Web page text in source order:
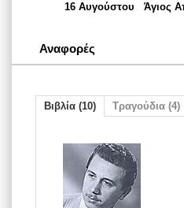
16 Αυγούστου
Άγιος
Αναφορές
Βιβλία (10) Τραγούδια (4)